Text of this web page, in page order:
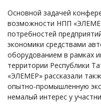
Основной задачей
возможности НПП
потребностей
экономики средствами
оборудованием в рамках
территории Республики
«ЭЛЕМЕР» рассказали
опытно-промышленную
немалый интерес у